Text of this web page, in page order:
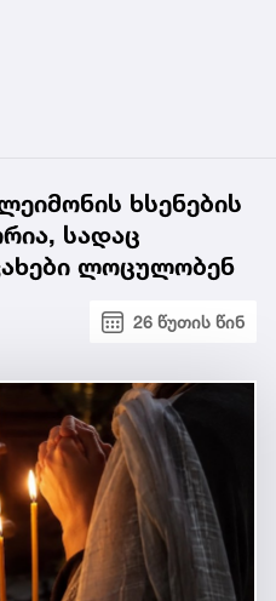
ხსენების
სადაც
ლოცულობენ
26 წუთის წინ